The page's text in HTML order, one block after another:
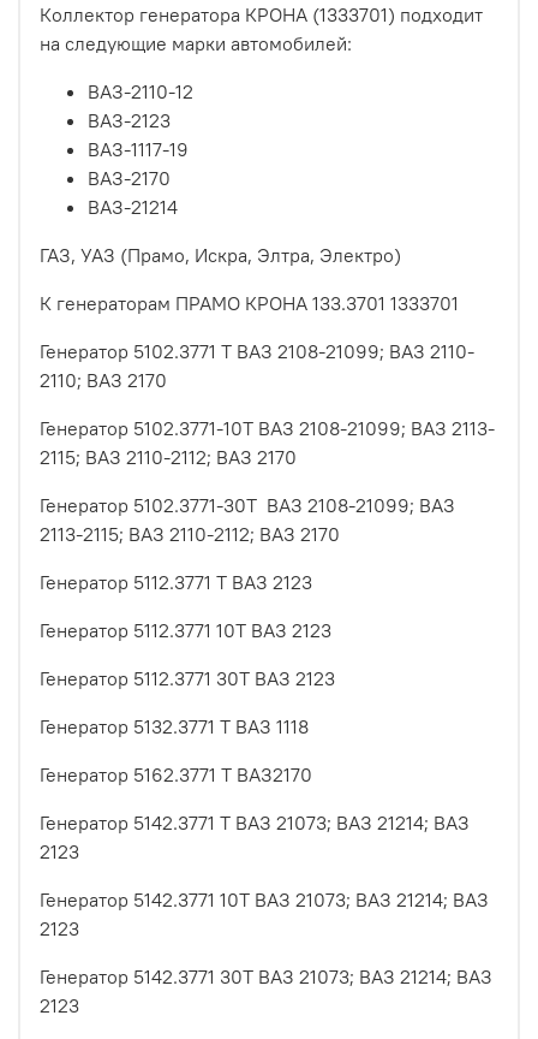
Коллектор генератора КРОНА (1333701) подходит
на следующие марки автомобилей:
ВАЗ-2110-12
ВАЗ-2123
ВАЗ-1117-19
ВАЗ-2170
ВАЗ-21214
ГАЗ, УАЗ (Прамо, Искра, Элтра, Электро)
К генераторам ПРАМО КРОНА 133.3701 1333701
Генератор 5102.3771 Т ВАЗ 2108-21099; ВАЗ 2110-
2110; ВАЗ 2170
Генератор 5102.3771-10Т ВАЗ 2108-21099; ВАЗ 2113-
2115; ВАЗ 2110-2112; ВАЗ 2170
Генератор 5102.3771-30Т ВАЗ 2108-21099; ВАЗ
2113-2115; ВАЗ 2110-2112; ВАЗ 2170
Генератор 5112.3771 Т ВАЗ 2123
Генератор 5112.3771 10Т ВАЗ 2123
Генератор 5112.3771 30Т ВАЗ 2123
Генератор 5132.3771 Т ВАЗ 1118
Генератор 5162.3771 Т ВАЗ2170
Генератор 5142.3771 Т ВАЗ 21073; ВАЗ 21214; ВАЗ
2123
Генератор 5142.3771 10Т ВАЗ 21073; ВАЗ 21214; ВАЗ
2123
Генератор 5142.3771 30Т ВАЗ 21073; ВАЗ 21214; ВАЗ
2123